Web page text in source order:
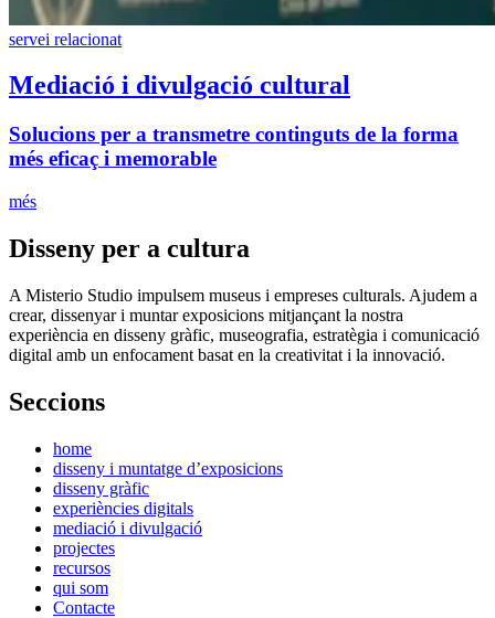
servei relacionat
Mediació i divulgació cultural
Solucions per a transmetre continguts de la forma
més eficaç i memorable
més
Disseny per a cultura
A Misterio Studio impulsem museus i empreses culturals. Ajudem a
crear, dissenyar i muntar exposicions mitjançant la nostra
experiència en disseny gràfic, museografia, estratègia i comunicació
digital amb un enfocament basat en la creativitat i la innovació.
Seccions
home
disseny i muntatge d’exposicions
disseny gràfic
experiències digitals
mediació i divulgació
projectes
recursos
qui som
Contacte